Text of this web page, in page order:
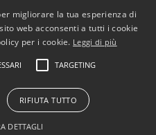
migliorare la tua esperienza di
web acconsenti a tutti i cookie
per i cookie. Leggi di più
TARGETING
RIFIUTA TUTTO
DETTAGLI